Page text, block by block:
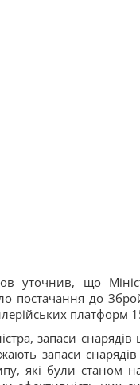
уточнив, що
постачання до
платформ
запаси снарядів
запаси снарядів
які були станом